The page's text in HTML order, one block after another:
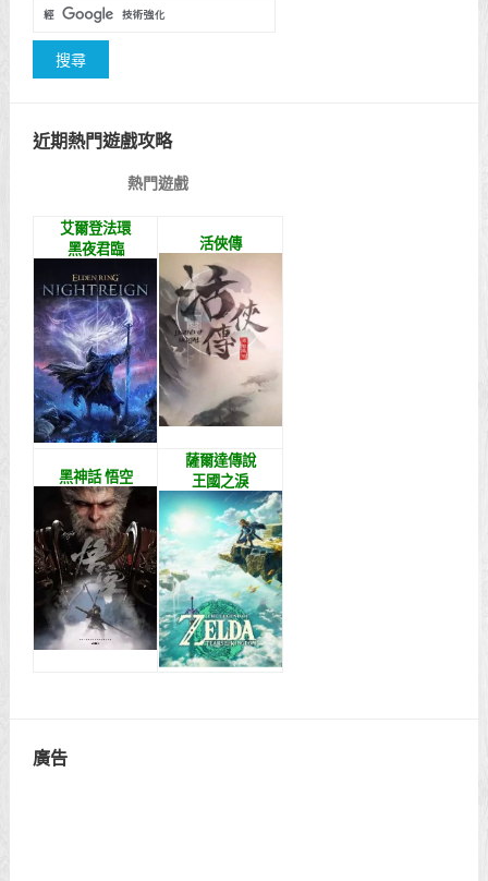
近期熱門遊戲攻略
熱門遊戲
艾爾登法環
黑夜君臨
活俠傳
黑神話 悟空
薩爾達傳說
王國之淚
廣告